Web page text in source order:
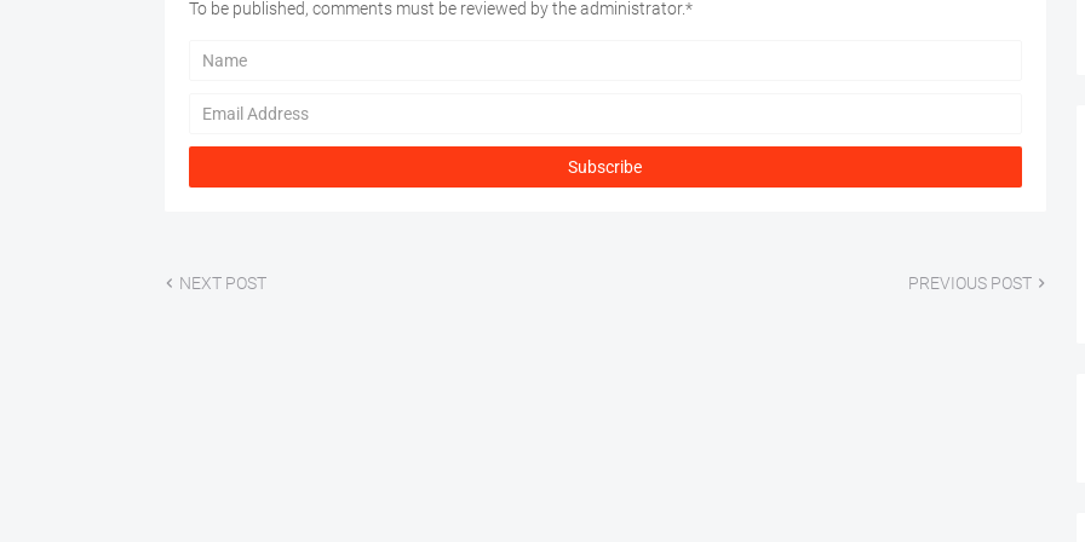
To be published, comments must be reviewed by the administrator.*
NEXT POST PREVIOUS POST